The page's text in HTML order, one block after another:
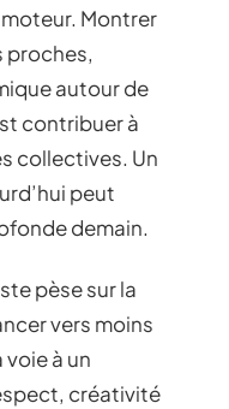
Montrer
proches,
autour de
contribuer à
collectives. Un
peut
demain.
pèse sur la
vers moins
à un
créativité